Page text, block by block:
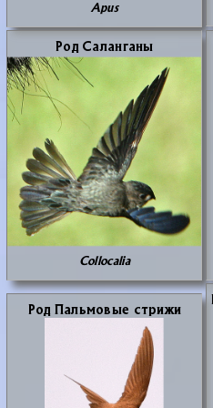
Apus
Род Са­лан­га­ны
Collocalia
Род Паль­мо­вые стри­жи